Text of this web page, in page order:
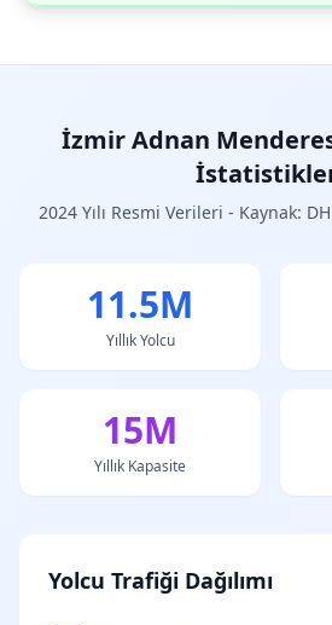
İzmir Adnan
2024 Yılı Resmi Verileri - Kaynak:
11.5M
Yıllık Yolcu
15M
Yıllık Kapasite
Yolcu Trafiği Dağılımı